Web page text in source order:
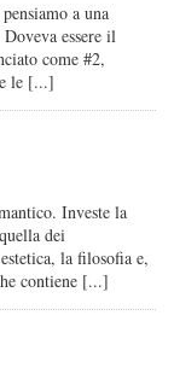
a una
essere il
come #2,
le [...]
Investe la
dei
la filosofia e,
contiene [...]